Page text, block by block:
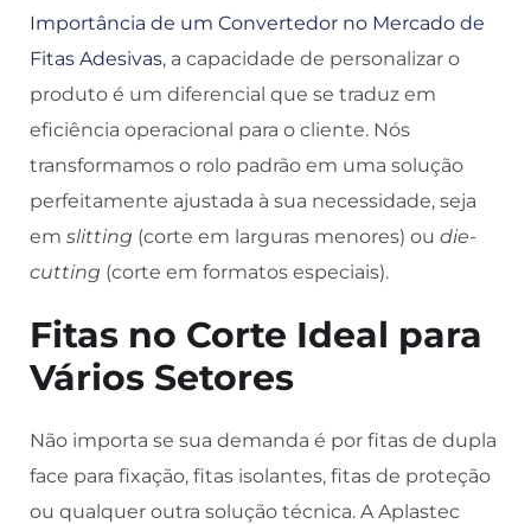
Importância de um Convertedor no Mercado de
Fitas Adesivas, a capacidade de personalizar o
produto é um diferencial que se traduz em
eficiência operacional para o cliente. Nós
transformamos o rolo padrão em uma solução
perfeitamente ajustada à sua necessidade, seja
em slitting (corte em larguras menores) ou die-
cutting (corte em formatos especiais).
Fitas no Corte Ideal para
Vários Setores
Não importa se sua demanda é por fitas de dupla
face para fixação, fitas isolantes, fitas de proteção
ou qualquer outra solução técnica. A Aplastec